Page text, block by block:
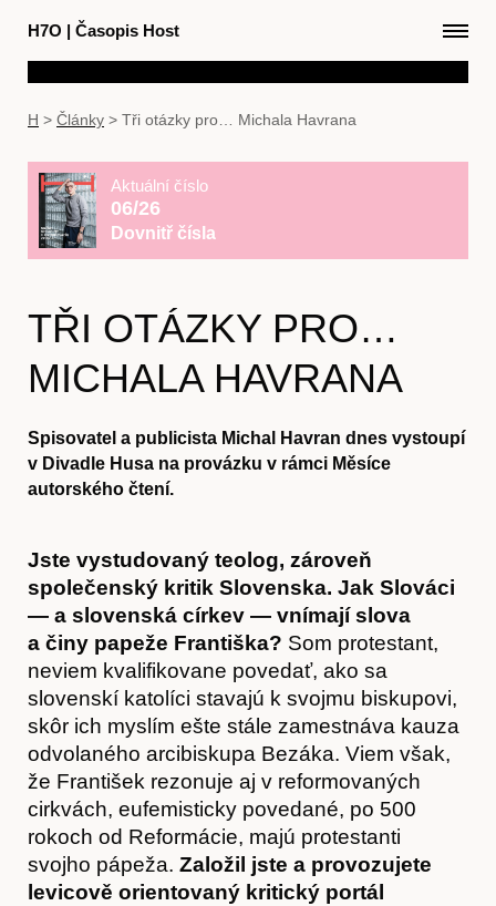
H7O | Časopis Host
Články
H > Články > Tři otázky pro… Michala Havrana
Aktuální číslo
06/26
Dovnitř čísla
TŘI OTÁZKY PRO…
MICHALA HAVRANA
Spisovatel a publicista Michal Havran dnes vystoupí
v Divadle Husa na provázku v rámci Měsíce
autorského čtení.
Jste vystudovaný teolog, zároveň
společenský kritik Slovenska. Jak Slováci
— a slovenská církev — vnímají slova
a činy papeže Františka? Som protestant,
neviem kvalifikovane povedať, ako sa
slovenskí katolíci stavajú k svojmu biskupovi,
skôr ich myslím ešte stále zamestnáva kauza
odvolaného arcibiskupa Bezáka. Viem však,
že František rezonuje aj v reformovaných
cirkvách, eufemisticky povedané, po 500
rokoch od Reformácie, majú protestanti
svojho pápeža. Založil jste a provozujete
levicově orientovaný kritický portál